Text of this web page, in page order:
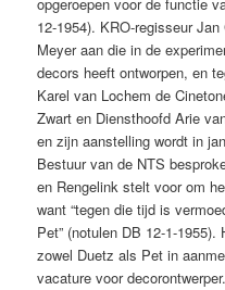
12-1954). KRO-regisseur
Meyer aan die in de
decors heeft ontworpen, en
Karel van Lochem de
Zwart en Diensthoofd Arie
en zijn aanstelling wordt in
Bestuur van de NTS
en Rengelink stelt voor om
want “tegen die tijd is
Pet” (notulen DB 12-1-
zowel Duetz als Pet in
vacature voor decorontwerper.